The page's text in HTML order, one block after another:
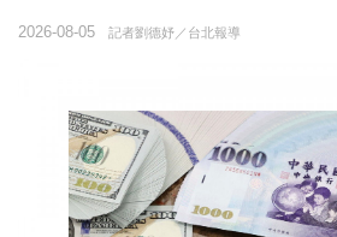
記者劉德妤／台北報導
2026-08-05